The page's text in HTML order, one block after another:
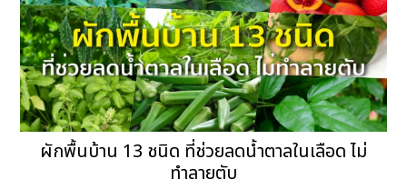
ผักพื้นบ้าน 13 ชนิด ที่ช่วยลดน้ำตาลในเลือด ไม่
ทำลายตับ